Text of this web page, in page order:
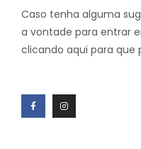
Caso tenha alguma
a vontade para entrar
clicando aqui para que